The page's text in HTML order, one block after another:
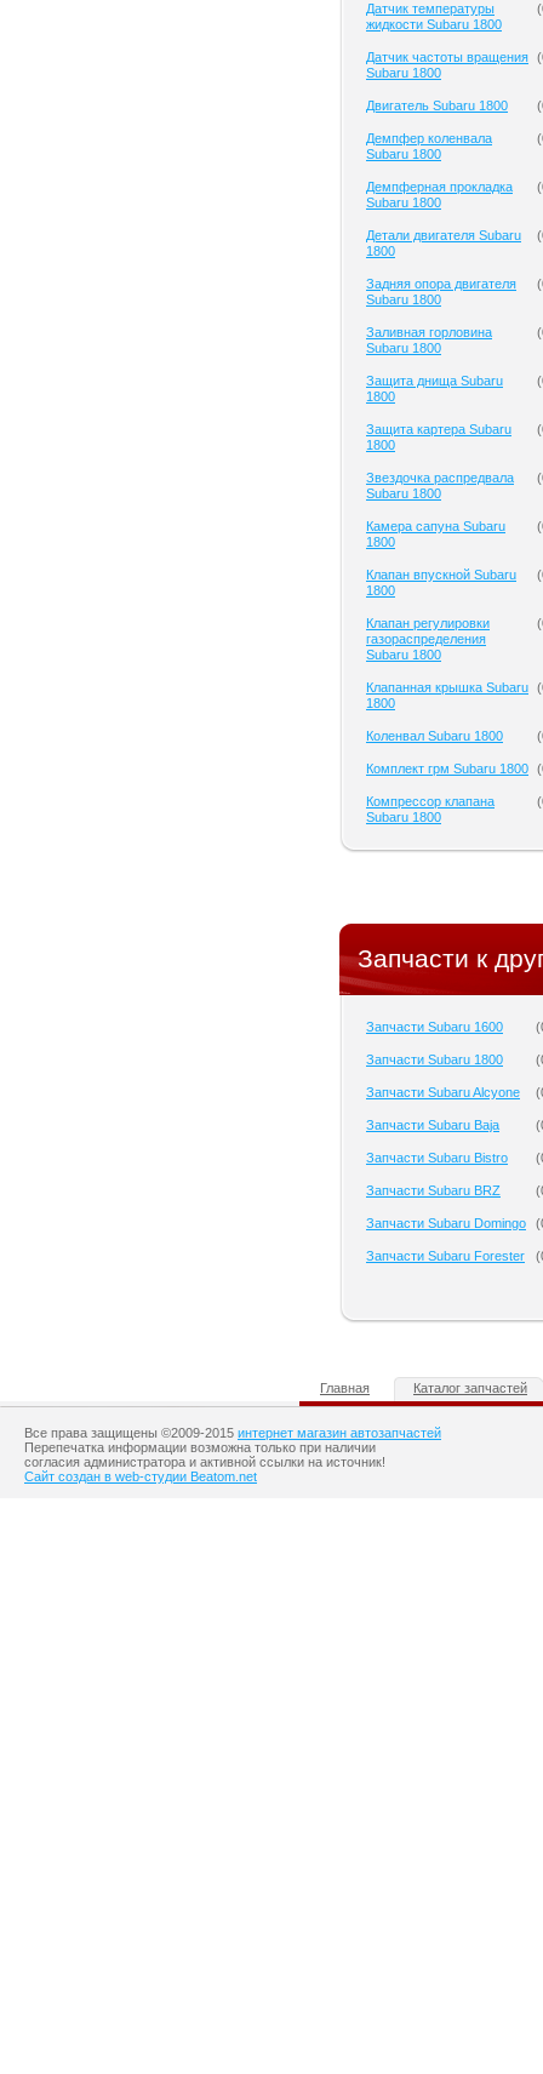
Датчик температуры
жидкости Subaru 1800
(
Датчик частоты вращения
Subaru 1800
(
Двигатель Subaru 1800 (
Демпфер коленвала
Subaru 1800
(
Демпферная прокладка
Subaru 1800
(
Детали двигателя Subaru
1800
(
Задняя опора двигателя
Subaru 1800
(
Заливная горловина
Subaru 1800
(
Защита днища Subaru
1800
(
Защита картера Subaru
1800
(
Звездочка распредвала
Subaru 1800
(
Камера сапуна Subaru
1800
(
Клапан впускной Subaru
1800
(
Клапан регулировки
газораспределения
Subaru 1800
(
Клапанная крышка Subaru
1800
(
Коленвал Subaru 1800 (
Комплект грм Subaru 1800 (
Компрессор клапана
Subaru 1800
(
Запчасти к
Запчасти Subaru 1600 (
Запчасти Subaru 1800 (
Запчасти Subaru Alcyone (
Запчасти Subaru Baja (
Запчасти Subaru Bistro (
Запчасти Subaru BRZ (
Запчасти Subaru Domingo (
Запчасти Subaru Forester (
Главная Каталог запчастей
Все права защищены ©2009-2015 интернет магазин автозапчастей
Перепечатка информации возможна только при наличии
согласия администратора и активной ссылки на источник!
Сайт создан в web-студии Beatom.net